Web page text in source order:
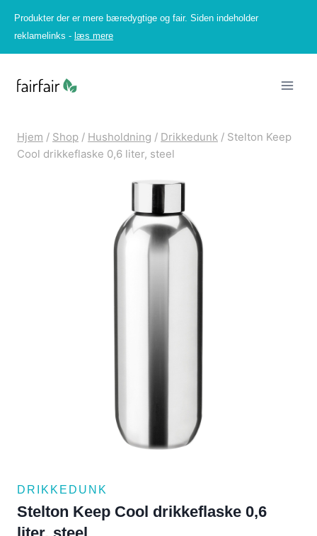
indhold
Produkter der er mere bæredygtige og fair. Siden indeholder
reklamelinks - læs mere
Hjem / Shop / Husholdning / Drikkedunk / Stelton Keep
Cool drikkeflaske 0,6 liter, steel
DRIKKEDUNK
Stelton Keep Cool drikkeflaske 0,6